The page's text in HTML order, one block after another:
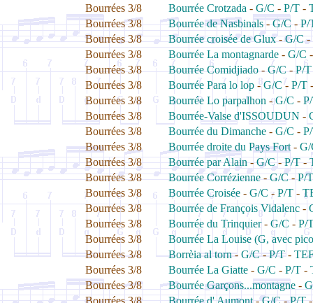
Bourrées 3/8
Bourrée Crotzada - G/C - P/T -
Bourrées 3/8
Bourrée de Nasbinals-G/C-P/
Bourrées 3/8
Bourrée croisée de Glux-G/C-
Bourrées 3/8
Bourrée La montagnarde - G/C
Bourrées 3/8
Bourrée Comidjiado-G/C-P/T
Bourrées 3/8
Bourrée Para lo lop -G/C- P/T
Bourrées 3/8
Bourrée Lo parpalhon -G/C -
Bourrées 3/8
Bourrée-Valse d'ISSOUDUN -
Bourrées 3/8
Bourrée du Dimanche - G/C -
Bourrées 3/8
Bourrée droite du Pays Fort - G/
Bourrées 3/8
Bourrée par Alain-G/C-P/T-
Bourrées 3/8
Bourrée Corrézienne-G/C-P/T
Bourrées 3/8
Bourrée Croisée - G/C - P/T -
Bourrées 3/8
Bourrée de François Vidalenc-
Bourrées 3/8
Bourrée du Trinquier- G/C -P/
Bourrées 3/8
Bourrée La Louise (G, avec
Bourrées 3/8
Borrèia al torn- G/C-P/T-
Bourrées 3/8
Bourrée La Giatte - G/C - P/T -
Bourrées 3/8
Bourrée Garçons...montagne -
Bourrées 3/8
Bourrée d' Aumont-G/C-P/T